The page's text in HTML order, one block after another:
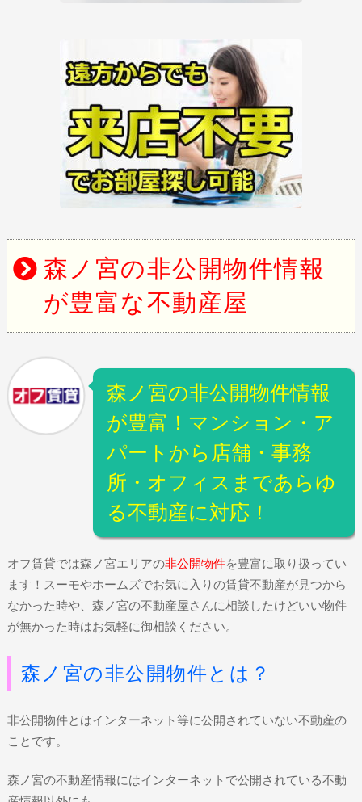
森ノ宮の非公開物件情報
が豊富な不動産屋
森ノ宮の非公開物件情報
が豊富！マンション・ア
パートから店舗・事務
所・オフィスまであらゆ
る不動産に対応！
オフ賃貸では森ノ宮エリアの非公開物件を豊富に取り扱ってい
ます！スーモやホームズでお気に入りの賃貸不動産が見つから
なかった時や、森ノ宮の不動産屋さんに相談したけどいい物件
が無かった時はお気軽に御相談ください。
森ノ宮の非公開物件とは？
非公開物件とはインターネット等に公開されていない不動産の
ことです。
森ノ宮の不動産情報にはインターネットで公開されている不動